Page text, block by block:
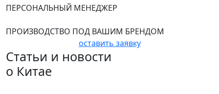
ПЕРСОНАЛЬНЫЙ МЕНЕДЖЕР
ПРОИЗВОДСТВО ПОД ВАШИМ БРЕНДОМ
оставить заявку
Статьи и новости
о Китае